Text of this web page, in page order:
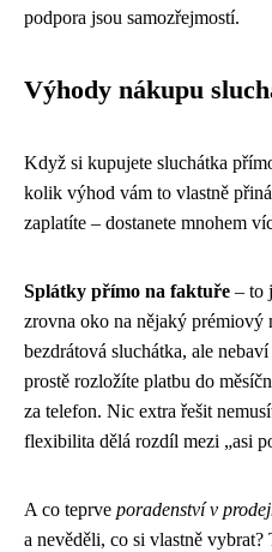
podpora jsou samozřejmostí.
Výhody nákupu
Když si kupujete sluchátka
kolik výhod vám to vlastně
zaplatíte – dostanete mnohem
Splátky přímo na faktuře – to
zrovna oko na nějaký prémiový
bezdrátová sluchátka, ale
prostě rozložíte platbu do
za telefon. Nic extra řešit
flexibilita dělá rozdíl mezi „asi
A co teprve poradenství v
a nevěděli, co si vlastně